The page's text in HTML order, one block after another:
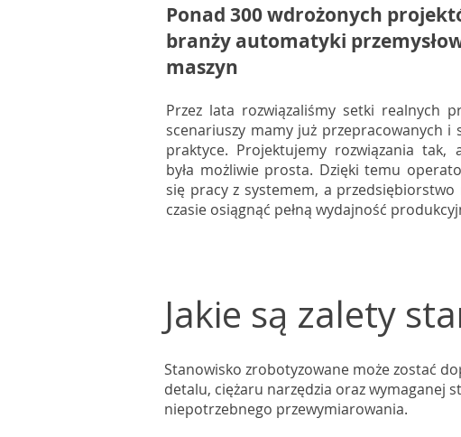
Ponad 300 wdrożonych
branży automatyki
maszyn
Przez lata rozwiązaliśmy setki realnych
scenariuszy mamy już przepracowanych i
praktyce. Projektujemy rozwiązania tak,
była możliwie prosta. Dzięki temu
się pracy z systemem, a
czasie osiągnąć pełną wydajność
Jakie są zalety
Stanowisko zrobotyzowane może zostać
detalu, ciężaru narzędzia oraz wymaganej
niepotrzebnego przewymiarowania.